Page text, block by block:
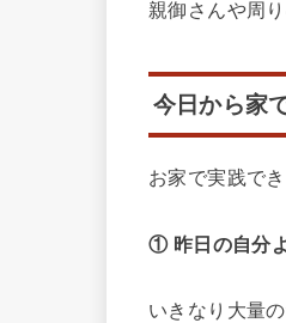
親御さんや周
今日から家
お家で実践で
① 昨日の自分
いきなり大量